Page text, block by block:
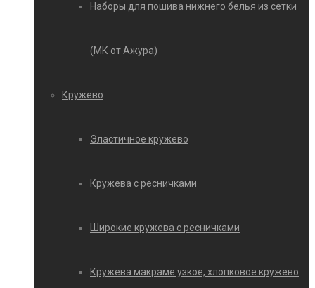
Наборы для пошива нижнего белья из сетки
(МК от Ажура)
Кружево
Эластичное кружево
Кружева с ресничками
Широкие кружева с ресничками
Кружева макраме узкое, хлопковое кружево